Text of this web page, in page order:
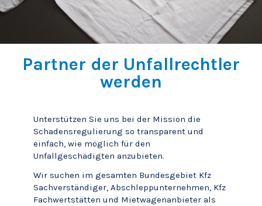
Partner der Unfallrechtler
werden
Unterstützen Sie uns bei der Mission die
Schadensregulierung so transparent und
einfach, wie möglich für den
Unfallgeschädigten anzubieten.
Wir suchen im gesamten Bundesgebiet Kfz
Sachverständiger, Abschleppunternehmen, Kfz
Fachwertstätten und Mietwagenanbieter als